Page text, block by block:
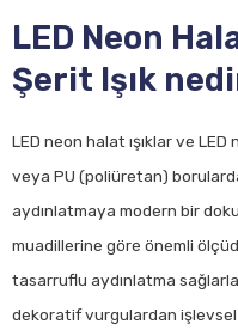
LED Neon
Şerit Işık
LED neon halat ışıklar ve
veya PU (poliüretan)
aydınlatmaya modern bir
muadillerine göre önemli
tasarruflu aydınlatma
dekoratif vurgulardan